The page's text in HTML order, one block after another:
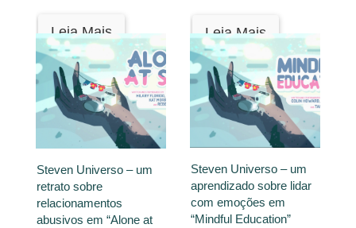
Leia Mais Leia Mais
Steven Universo – um
retrato sobre
relacionamentos
abusivos em “Alone at
Steven Universo – um
aprendizado sobre lidar
com emoções em
“Mindful Education”